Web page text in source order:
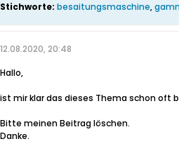
Stichworte: besaitungsmaschine,
12.08.2020, 20:48
Hallo,
ist mir klar das dieses Thema schon oft
Bitte meinen Beitrag löschen.
Danke.